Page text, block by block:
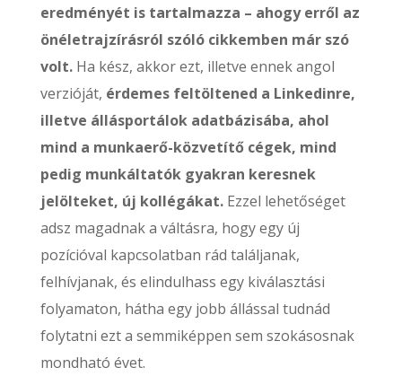
eredményét is tartalmazza – ahogy erről az
önéletrajzírásról szóló cikkemben már szó
volt.Ha kész, akkor ezt, illetve ennek angol
verzióját, érdemes feltöltened a Linkedinre,
illetve állásportálok adatbázisába, ahol
mind a munkaerő-közvetítő cégek, mind
pedig munkáltatók gyakran keresnek
jelölteket, új kollégákat.Ezzel lehetőséget
adsz magadnak a váltásra, hogy egy új
pozícióval kapcsolatban rád találjanak,
felhívjanak, és elindulhass egy kiválasztási
folyamaton, hátha egy jobb állással tudnád
folytatni ezt a semmiképpen sem szokásosnak
mondható évet.